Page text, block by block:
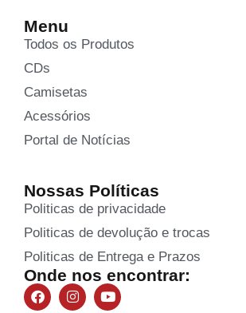
Menu
Todos os Produtos
CDs
Camisetas
Acessórios
Portal de Notícias
Nossas Políticas
Politicas de privacidade
Politicas de devolução e trocas
Politicas de Entrega e Prazos
Onde nos encontrar: